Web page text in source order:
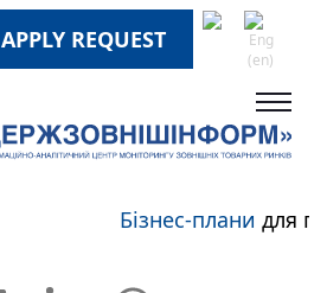
APPLY REQUEST
Бізнес-планидля